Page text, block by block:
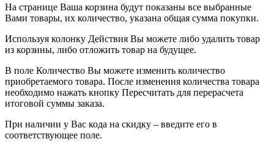
На странице Ваша корзина будут показаны все выбранные
Вами товары, их количество, указана общая сумма покупки.
Используя колонку Действия Вы можете либо удалить товар
из корзины, либо отложить товар на будущее.
В поле Количество Вы можете изменить количество
приобретаемого товара. После изменения количества товара
необходимо нажать кнопку Пересчитать для перерасчета
итоговой суммы заказа.
При наличии у Вас кода на скидку – введите его в
соответствующее поле.